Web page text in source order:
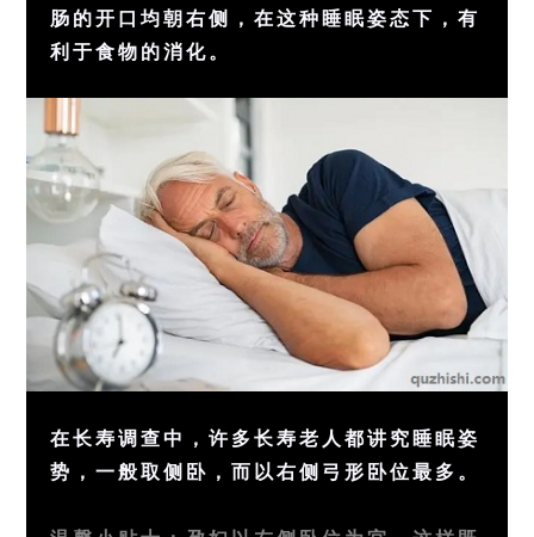
肠的开口均朝右侧，在这种睡眠姿态下，有
利于食物的消化。
在长寿调查中，许多长寿老人都讲究睡眠姿
势，一般取侧卧，而以右侧弓形卧位最多。